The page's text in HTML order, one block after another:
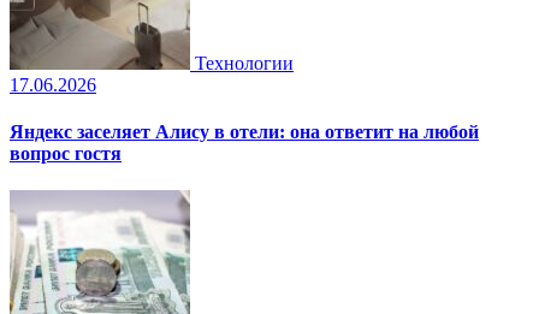
Технологии
17.06.2026
Яндекс заселяет Алису в отели: она ответит на любой
вопрос гостя